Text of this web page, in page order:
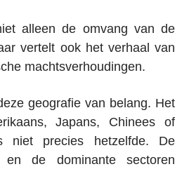
alleen de omvang van de
vertelt ook het verhaal van
machtsverhoudingen.
geografie van belang. Het
Japans, Chinees of
niet precies hetzelfde. De
de dominante sectoren